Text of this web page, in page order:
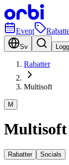
Event
Sv
Rabatter
Multisoft
M
Multisoft
Rabatter Socials